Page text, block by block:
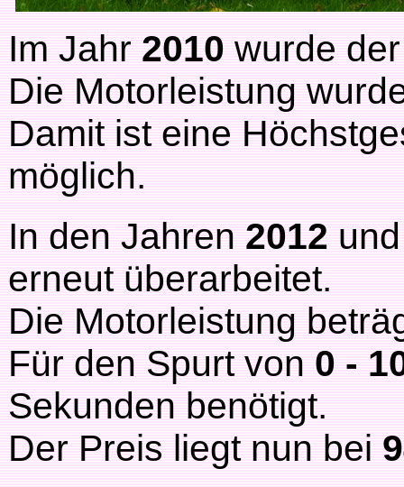
Im Jahr2010wurde
Die Motorleistung
Damit ist eine
möglich.
In den Jahren2012
erneut überarbeitet.
Die Motorleistung
Für den Spurt von0 -
Sekunden benötigt.
Der Preis liegt nun bei